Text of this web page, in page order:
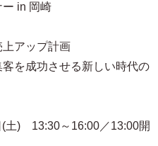
in 岡崎
アップ計画
を成功させる新しい時代の
13:30～16:00／13:00開